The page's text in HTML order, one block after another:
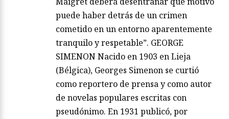
puede haber detrás de un crimen
cometido en un entorno aparentemente
tranquilo y respetable”. GEORGE
SIMENON Nacido en 1903 en Lieja
(Bélgica), Georges Simenon se curtió
como reportero de prensa y como autor
de novelas populares escritas con
pseudónimo. En 1931 publicó, por